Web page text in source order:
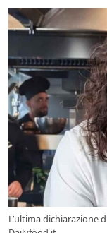
L’ultima dichiarazione